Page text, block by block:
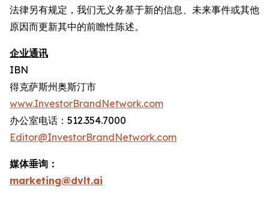
法律另有规定，我们无义务基于新的信息、未来事件或其他
原因而更新其中的前瞻性陈述。
企业通讯
IBN
得克萨斯州奥斯汀市
www.InvestorBrandNetwork.com
办公室电话：512.354.7000
Editor@InvestorBrandNetwork.com
媒体垂询：
marketing@dvlt.ai